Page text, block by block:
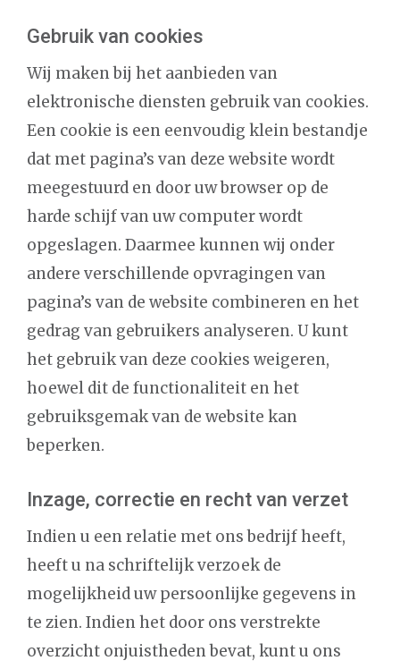
Gebruik van cookies
Wij maken bij het aanbieden van
elektronische diensten gebruik van cookies.
Een cookie is een eenvoudig klein bestandje
dat met pagina’s van deze website wordt
meegestuurd en door uw browser op de
harde schijf van uw computer wordt
opgeslagen. Daarmee kunnen wij onder
andere verschillende opvragingen van
pagina’s van de website combineren en het
gedrag van gebruikers analyseren. U kunt
het gebruik van deze cookies weigeren,
hoewel dit de functionaliteit en het
gebruiksgemak van de website kan
beperken.
Inzage, correctie en recht van verzet
Indien u een relatie met ons bedrijf heeft,
heeft u na schriftelijk verzoek de
mogelijkheid uw persoonlijke gegevens in
te zien. Indien het door ons verstrekte
overzicht onjuistheden bevat, kunt u ons